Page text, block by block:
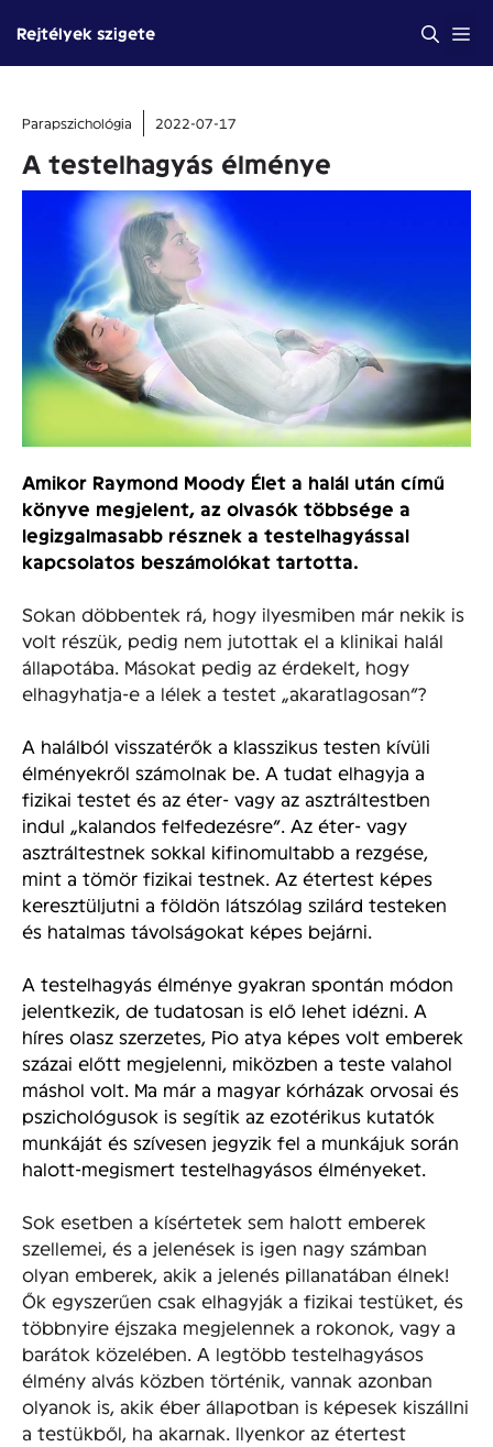
tartalomba
Rejtélyek szigete
Parapszichológia 2022-07-17
A testelhagyás élménye
Amikor Raymond Moody Élet a halál után című
könyve megjelent, az olvasók többsége a
legizgalmasabb résznek a testelhagyással
kapcsolatos beszámolókat tartotta.
Sokan döbbentek rá, hogy ilyesmiben már nekik is
volt részük, pedig nem jutottak el a klinikai halál
állapotába. Másokat pedig az érdekelt, hogy
elhagyhatja-e a lélek a testet „akaratlagosan”?
A halálból visszatérők a klasszikus testen kívüli
élményekről számolnak be. A tudat elhagyja a
fizikai testet és az éter- vagy az asztráltestben
indul „kalandos felfedezésre”. Az éter- vagy
asztráltestnek sokkal kifinomultabb a rezgése,
mint a tömör fizikai testnek. Az étertest képes
keresztüljutni a földön látszólag szilárd testeken
és hatalmas távolságokat képes bejárni.
A testelhagyás élménye gyakran spontán módon
jelentkezik, de tudatosan is elő lehet idézni. A
híres olasz szerzetes, Pio atya képes volt emberek
százai előtt megjelenni, miközben a teste valahol
máshol volt. Ma már a magyar kórházak orvosai és
pszichológusok is segítik az ezotérikus kutatók
munkáját és szívesen jegyzik fel a munkájuk során
halott-megismert testelhagyásos élményeket.
Sok esetben a kísértetek sem halott emberek
szellemei, és a jelenések is igen nagy számban
olyan emberek, akik a jelenés pillanatában élnek!
Ők egyszerűen csak elhagyják a fizikai testüket, és
többnyire éjszaka megjelennek a rokonok, vagy a
barátok közelében. A legtöbb testelhagyásos
élmény alvás közben történik, vannak azonban
olyanok is, akik éber állapotban is képesek kiszállni
a testükből, ha akarnak. Ilyenkor az étertest